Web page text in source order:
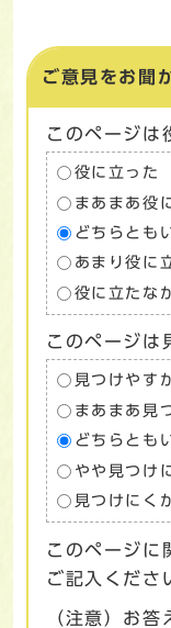
ご意見をお聞
このページは
役に立った
まあまあ役
どちらとも
あまり役に
役に立たな
このページは
見つけやす
まあまあ見
どちらとも
やや見つけ
見つけにく
このページに
ご記入くださ
（注意）お